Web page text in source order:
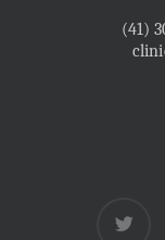
(41)